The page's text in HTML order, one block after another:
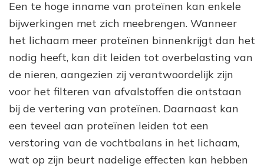
Een te hoge inname van proteïnen kan enkele
bijwerkingen met zich meebrengen. Wanneer
het lichaam meer proteïnen binnenkrijgt dan het
nodig heeft, kan dit leiden tot overbelasting van
de nieren, aangezien zij verantwoordelijk zijn
voor het filteren van afvalstoffen die ontstaan
bij de vertering van proteïnen. Daarnaast kan
een teveel aan proteïnen leiden tot een
verstoring van de vochtbalans in het lichaam,
wat op zijn beurt nadelige effecten kan hebben